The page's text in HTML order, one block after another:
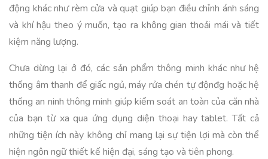
động khác như rèm cửa và quạt giúp bạn điều chỉnh ánh sáng
và khí hậu theo ý muốn, tạo ra không gian thoải mái và tiết
kiệm năng lượng.
Chưa dừng lại ở đó, các sản phẩm thông minh khác như hệ
thống âm thanh để giấc ngủ, máy rửa chén tự độnđg hoặc hệ
thống an ninh thông minh giúp kiểm soát an toàn của căn nhà
của bạn từ xa qua ứng dụng diện thoại hay tablet. Tất cả
những tiện ích này không chỉ mang lại sự tiện lợi mà còn thể
hiện ngôn ngữ thiết kế hiện đại, sáng tạo và tiên phong.